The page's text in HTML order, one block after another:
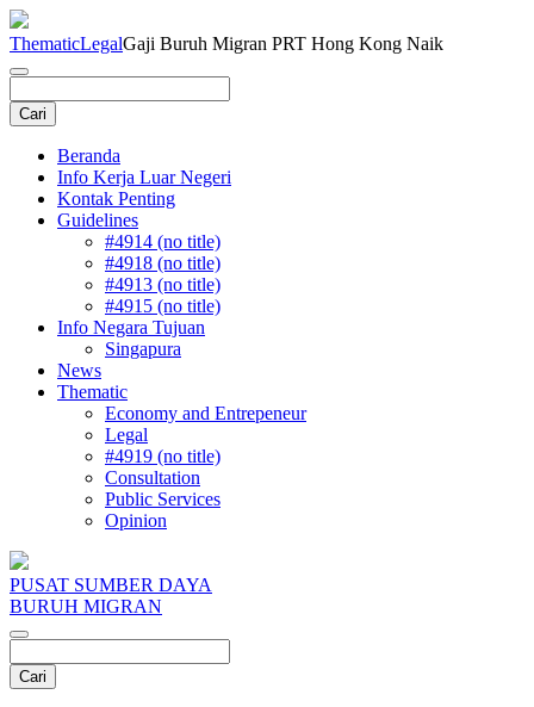
ThematicLegalGaji Buruh Migran PRT Hong Kong Naik
Beranda
Info Kerja Luar Negeri
Kontak Penting
Guidelines
#4914 (no title)
#4918 (no title)
#4913 (no title)
#4915 (no title)
Info Negara Tujuan
Singapura
News
Thematic
Economy and Entrepeneur
Legal
#4919 (no title)
Consultation
Public Services
Opinion
PUSAT SUMBER DAYA
BURUH MIGRAN